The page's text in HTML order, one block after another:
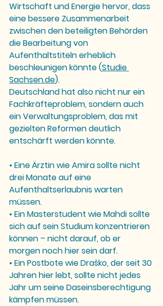
Wirtschaft und Energie hervor, dass
eine bessere Zusammenarbeit
zwischen den beteiligten Behörden
die Bearbeitung von
Aufenthaltstiteln erheblich
beschleunigen könnte (Studie
Sachsen.de).
Deutschland hat also nicht nur ein
Fachkräfteproblem, sondern auch
ein Verwaltungsproblem, das mit
gezielten Reformen deutlich
entschärft werden könnte.
• Eine Ärztin wie Amira sollte nicht
drei Monate auf eine
Aufenthaltserlaubnis warten
müssen.
• Ein Masterstudent wie Mahdi sollte
sich auf sein Studium konzentrieren
können – nicht darauf, ob er
morgen noch hier sein darf.
• Ein Postbote wie Draško, der seit 30
Jahren hier lebt, sollte nicht jedes
Jahr um seine Daseinsberechtigung
kämpfen müssen.